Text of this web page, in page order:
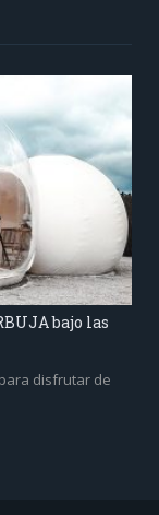
bajo las
disfrutar de